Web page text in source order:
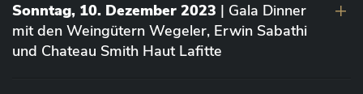
Sonntag, 10. Dezember 2023 | Gala Dinner
mit den Weingütern Wegeler, Erwin Sabathi
und Chateau Smith Haut Lafitte